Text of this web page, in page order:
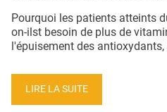
Pourquoi les patients atteints
on-ilst besoin de plus de
l'épuisement des antioxydants,
LIRE LA SUITE